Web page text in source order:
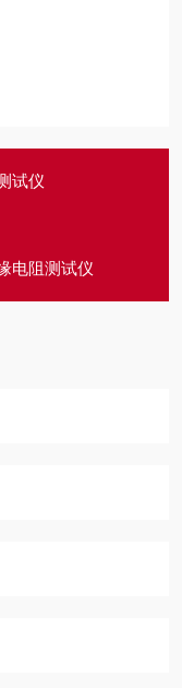
试仪
电阻测试仪